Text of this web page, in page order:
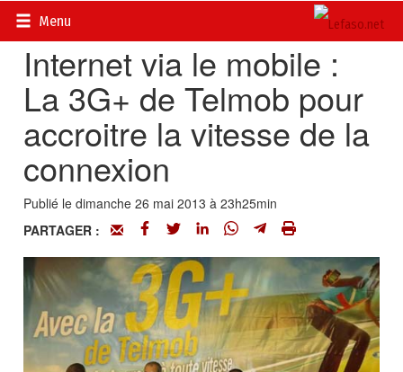
Menu
Accueil>
Internet via le mobile :
La 3G+ de Telmob pour
accroitre la vitesse de la
connexion
Publié le dimanche 26 mai 2013 à 23h25min
PARTAGER :